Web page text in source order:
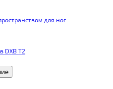
для ног
DXB T2